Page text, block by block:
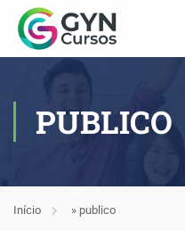
PUBLICO
Início » publico